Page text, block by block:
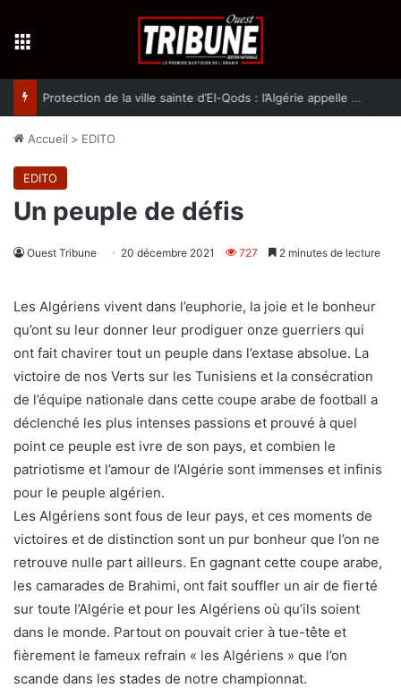
Protection de la ville sainte d’El-Qods : l’Algérie appelle à une action collective
Accueil > EDITO
EDITO
Un peuple de défis
Ouest Tribune 20 décembre 2021 727 2 minutes de lecture
Les Algériens vivent dans l’euphorie, la joie et le bonheur
qu’ont su leur donner leur prodiguer onze guerriers qui
ont fait chavirer tout un peuple dans l’extase absolue. La
victoire de nos Verts sur les Tunisiens et la consécration
de l’équipe nationale dans cette coupe arabe de football a
déclenché les plus intenses passions et prouvé à quel
point ce peuple est ivre de son pays, et combien le
patriotisme et l’amour de l’Algérie sont immenses et infinis
pour le peuple algérien.
Les Algériens sont fous de leur pays, et ces moments de
victoires et de distinction sont un pur bonheur que l’on ne
retrouve nulle part ailleurs. En gagnant cette coupe arabe,
les camarades de Brahimi, ont fait souffler un air de fierté
sur toute l’Algérie et pour les Algériens où qu’ils soient
dans le monde. Partout on pouvait crier à tue-tête et
fièrement le fameux refrain « les Algériens » que l’on
scande dans les stades de notre championnat.